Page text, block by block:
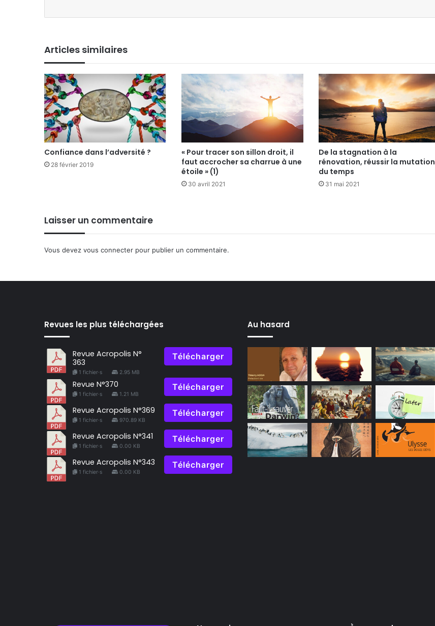
Articles similaires
Confiance dans l’adversité ?
28 février 2019
« Pour tracer son sillon droit, il
faut accrocher sa charrue à une
étoile » (1)
30 avril 2021
De la stagnation à la
rénovation, réussir la mutation
du temps
31 mai 2021
Laisser un commentaire
Vous devez vous connecter pour publier un commentaire.
Revues les plus téléchargées
Revue Acropolis N°
363
1 fichier·s 2.95 MB
Télécharger
Revue N°370
1 fichier·s 1.21 MB
Télécharger
Revue Acropolis N°369
1 fichier·s 970.89 KB
Télécharger
Revue Acropolis N°341
1 fichier·s 0.00 KB
Télécharger
Revue Acropolis N°343
1 fichier·s 0.00 KB
Télécharger
Au hasard